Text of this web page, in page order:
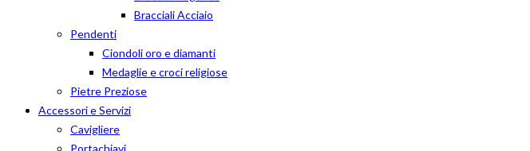
Bracciali Acciaio
Pendenti
Ciondoli oro e diamanti
Medaglie e croci religiose
Pietre Preziose
Accessori e Servizi
Cavigliere
Portachiavi